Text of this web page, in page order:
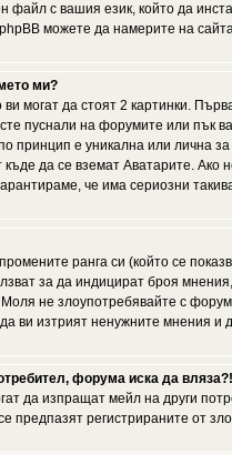
файл с вашия език, който да
можете да намерите на
ми?
могат да стоят 2 картинки.
пуснали на форумите или пък
принцип е уникална или лична
да се вземат Аватарите.
че има сериозни
ранга си (който се
за да индицират броя
не злоупотребявайте с
ви изтрият ненужните мнения и
форума иска да вляза?!
да изпращат мейл на други
предпазят регистрираните от